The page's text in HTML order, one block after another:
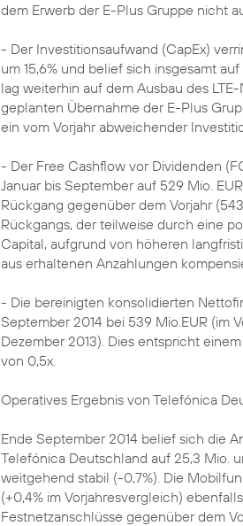
dem Erwerb der E-Plus Gruppe nicht
- Der Investitionsaufwand (CapEx)
um 15,6% und belief sich insgesamt
lag weiterhin auf dem Ausbau des
geplanten Übernahme der E-Plus
ein vom Vorjahr abweichender
- Der Free Cashflow vor Dividenden
Januar bis September auf 529 Mio.
Rückgang gegenüber dem Vorjahr
Rückgangs, der teilweise durch eine
Capital, aufgrund von höheren
aus erhaltenen Anzahlungen
- Die bereinigten konsolidierten
September 2014 bei 539 Mio.EUR (im
Dezember 2013). Dies entspricht
von 0,5x.
Operatives Ergebnis von Telefónica
Ende September 2014 belief sich die
Telefónica Deutschland auf 25,3 Mio.
weitgehend stabil (-0,7%). Die
(+0,4% im Vorjahresvergleich)
Festnetzanschlüsse gegenüber dem